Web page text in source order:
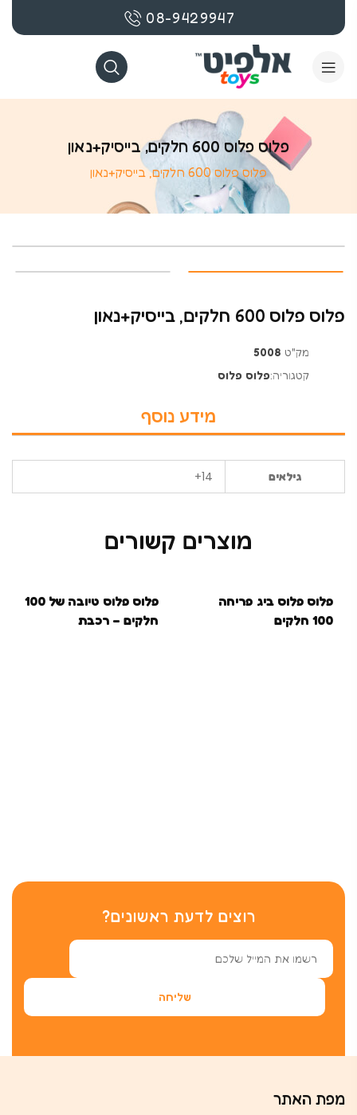
08-9429947
פלוס פלוס 600 חלקים, בייסיק+נאון
פלוס פלוס 600 חלקים, בייסיק+נאון
פלוס פלוס 600 חלקים, בייסיק+נאון
מק"ט 5008
קטגוריה:פלוס פלוס
מידע נוסף
גילאים 14+
מוצרים קשורים
פלוס פלוס ביג פריחה
100 חלקים
בקרוב
פלוס פלוס טיובה של 100
חלקים – רכבת
רוצים לדעת ראשונים?
מפת האתר